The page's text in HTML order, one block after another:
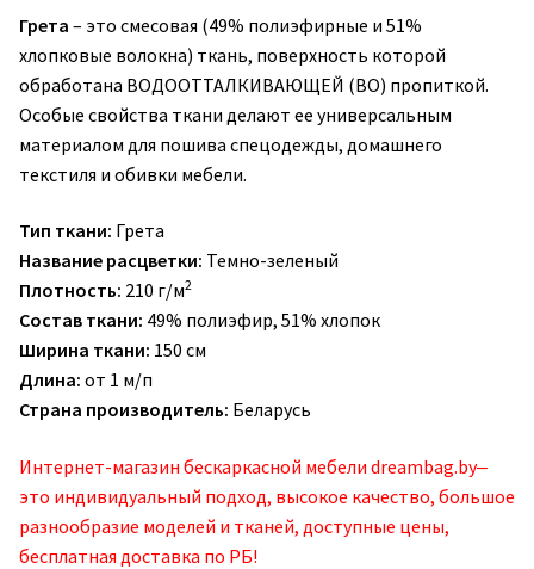
Грета – это смесовая (49% полиэфирные и 51%
хлопковые волокна) ткань, поверхность которой
обработана ВОДООТТАЛКИВАЮЩЕЙ (ВО) пропиткой.
Особые свойства ткани делают ее универсальным
материалом для пошива спецодежды, домашнего
текстиля и обивки мебели.
Тип ткани: Грета
Название расцветки: Темно-зеленый
Плотность: 210 г/м2
Состав ткани: 49% полиэфир, 51% хлопок
Ширина ткани: 150 см
Длина: от 1 м/п
Страна производитель: Беларусь
Интернет-магазин бескаркасной мебели dreambag.by‒
это индивидуальный подход, высокое качество, большое
разнообразие моделей и тканей, доступные цены,
бесплатная доставка по РБ!